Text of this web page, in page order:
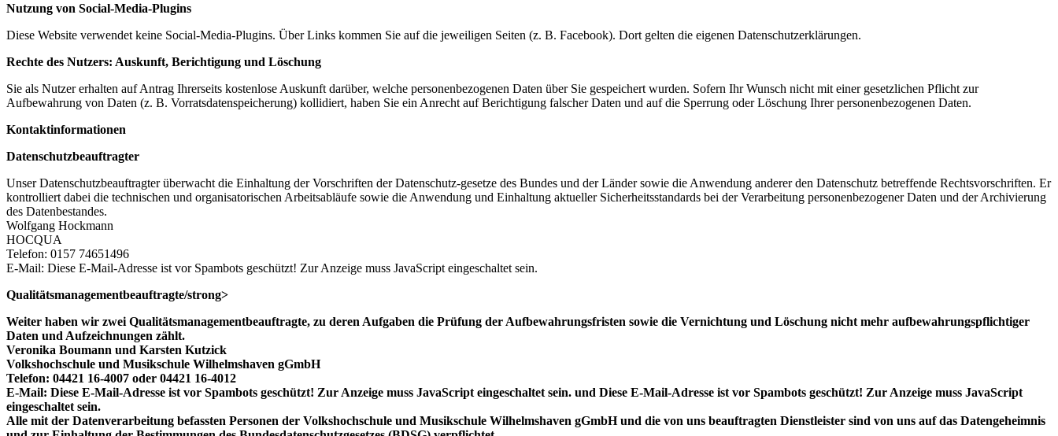
Nutzung von Social-Media-Plugins
Diese Website verwendet keine Social-Media-Plugins. Über Links kommen Sie auf die jeweiligen Seiten (z. B. Facebook). Dort gelten die eigenen Datenschutzerklärungen.
Rechte des Nutzers: Auskunft, Berichtigung und Löschung
Sie als Nutzer erhalten auf Antrag Ihrerseits kostenlose Auskunft darüber, welche personenbezogenen Daten über Sie gespeichert wurden. Sofern Ihr Wunsch nicht mit einer gesetzlichen Pflicht zur
Aufbewahrung von Daten (z. B. Vorratsdatenspeicherung) kollidiert, haben Sie ein Anrecht auf Berichtigung falscher Daten und auf die Sperrung oder Löschung Ihrer personenbezogenen Daten.
Kontaktinformationen
Datenschutzbeauftragter
Unser Datenschutzbeauftragter überwacht die Einhaltung der Vorschriften der Datenschutz-gesetze des Bundes und der Länder sowie die Anwendung anderer den Datenschutz betreffende Rechtsvorschriften. Er
kontrolliert dabei die technischen und organisatorischen Arbeitsabläufe sowie die Anwendung und Einhaltung aktueller Sicherheitsstandards bei der Verarbeitung personenbezogener Daten und der Archivierung
des Datenbestandes.
Wolfgang Hockmann
HOCQUA
Telefon: 0157 74651496
E-Mail: Diese E-Mail-Adresse ist vor Spambots geschützt! Zur Anzeige muss JavaScript eingeschaltet sein.
Qualitätsmanagementbeauftragte/strong>
Weiter haben wir zwei Qualitätsmanagementbeauftragte, zu deren Aufgaben die Prüfung der Aufbewahrungsfristen sowie die Vernichtung und Löschung nicht mehr aufbewahrungspflichtiger
Daten und Aufzeichnungen zählt.
Veronika Boumann und Karsten Kutzick
Volkshochschule und Musikschule Wilhelmshaven gGmbH
Telefon: 04421 16-4007 oder 04421 16-4012
E-Mail: Diese E-Mail-Adresse ist vor Spambots geschützt! Zur Anzeige muss JavaScript eingeschaltet sein. und Diese E-Mail-Adresse ist vor Spambots geschützt! Zur Anzeige muss JavaScript
eingeschaltet sein.
Alle mit der Datenverarbeitung befassten Personen der Volkshochschule und Musikschule Wilhelmshaven gGmbH und die von uns beauftragten Dienstleister sind von uns auf das Datengeheimnis